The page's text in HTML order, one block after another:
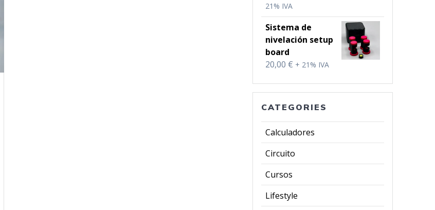
precios:
desde
10,00 €
hasta
20,00 €
21% IVA
Sistema de
nivelación setup
board
20,00 € + 21% IVA
CATEGORIES
Calculadores
Circuito
Cursos
Lifestyle